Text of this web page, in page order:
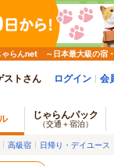
らんnet ～日本最大級の宿
ストさん ログイン 会
じゃらんパック
（交通＋宿泊）
高級宿 日帰り・デイユース